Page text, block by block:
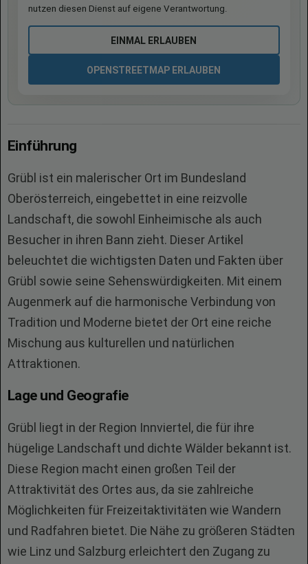
nutzen diesen Dienst auf eigene Verantwortung.
EINMAL ERLAUBEN
OPENSTREETMAP ERLAUBEN
Einführung
Grübl ist ein malerischer Ort im Bundesland
Oberösterreich, eingebettet in eine reizvolle
Landschaft, die sowohl Einheimische als auch
Besucher in ihren Bann zieht. Dieser Artikel
beleuchtet die wichtigsten Daten und Fakten über
Grübl sowie seine Sehenswürdigkeiten. Mit einem
Augenmerk auf die harmonische Verbindung von
Tradition und Moderne bietet der Ort eine reiche
Mischung aus kulturellen und natürlichen
Attraktionen.
Lage und Geografie
Grübl liegt in der Region Innviertel, die für ihre
hügelige Landschaft und dichte Wälder bekannt ist.
Diese Region macht einen großen Teil der
Attraktivität des Ortes aus, da sie zahlreiche
Möglichkeiten für Freizeitaktivitäten wie Wandern
und Radfahren bietet. Die Nähe zu größeren Städten
wie Linz und Salzburg erleichtert den Zugang zu